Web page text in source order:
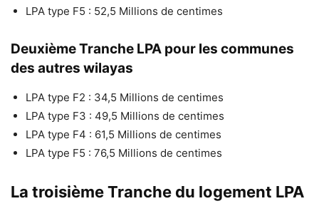
LPA type F5 : 52,5 Millions de centimes
Deuxième Tranche LPA pour les communes
des autres wilayas
LPA type F2 : 34,5 Millions de centimes
LPA type F3 : 49,5 Millions de centimes
LPA type F4 : 61,5 Millions de centimes
LPA type F5 : 76,5 Millions de centimes
La troisième Tranche du logement LPA